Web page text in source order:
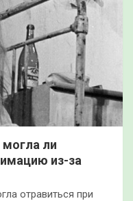
ли
из-за
отравиться при